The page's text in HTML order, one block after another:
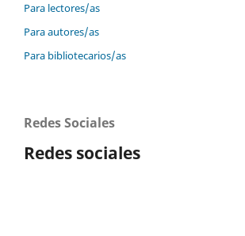
Para lectores/as
Para autores/as
Para bibliotecarios/as
Redes Sociales
Redes sociales